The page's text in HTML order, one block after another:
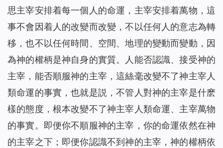
思主宰安排着每一個人的命運，主宰安排着萬物，這
事不會因着人的改變而改變，不以任何人的意志為轉
移，也不以任何時間、空間、地理的變動而變動，因
為神的權柄是神自身的實質。人能否認識、接受神的
主宰，能否順服神的主宰，這絲毫改變不了神主宰人
類命運的事實，也就是説，不管人對神的主宰是什麽
樣的態度，根本改變不了神主宰人類命運、主宰萬物
的事實。即便你不順服神的主宰，你的命運依然在神
的主宰之下；即便你認識不到神的主宰，神的權柄依